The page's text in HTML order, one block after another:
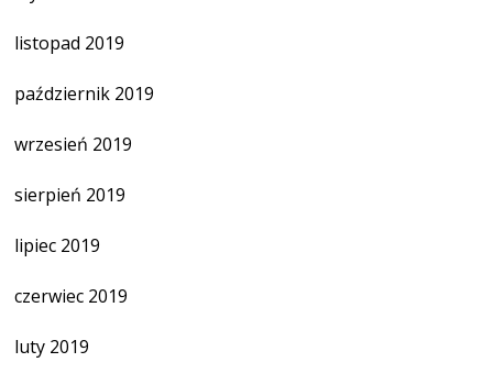
listopad 2019
październik 2019
wrzesień 2019
sierpień 2019
lipiec 2019
czerwiec 2019
luty 2019